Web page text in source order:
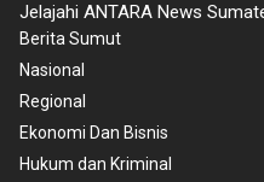
Jelajahi ANTARA News
Berita Sumut
Nasional
Regional
Ekonomi Dan Bisnis
Hukum dan Kriminal